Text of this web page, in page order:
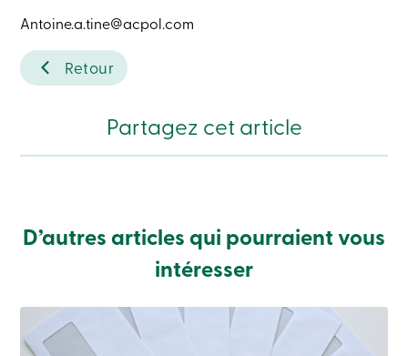
-
Connexion
Particuliers
Services
Centres
de
Devenir
ligne
Antoine.a.tine@acpol.com
Retour
Partagez cet article
D’autres articles qui pourraient vous
intéresser